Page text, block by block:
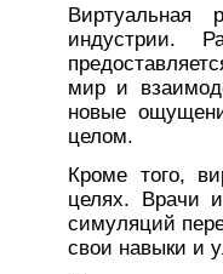
Виртуальная
индустрии.
мир и
новые
целом.
Кроме того,
целях. Врачи
симуляций
свои навыки и